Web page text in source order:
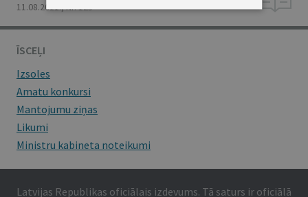
11.08.2011., Nr. 125
ĪSCEĻI
Izsoles
Amatu konkursi
Mantojumu ziņas
Likumi
Ministru kabineta noteikumi
Latvijas Republikas oficiālais izdevums. Tā saturs ir oficiālā